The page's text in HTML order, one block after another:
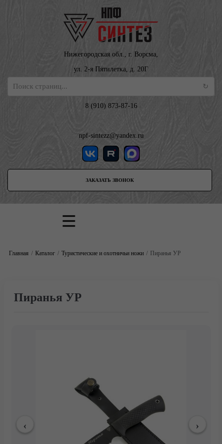
Нижегородская обл., г. Ворсма,
ул. 2-я Пятилетка, д. 20Г
8 (910) 873-87-16
npf-sintezz@yandex.ru
ЗАКАЗАТЬ ЗВОНОК
Главная Каталог Туристические и охотничьи ножи Пиранья УР
Пиранья УР